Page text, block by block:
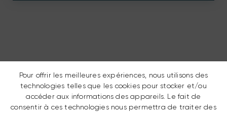
Pour offrir les meilleures expériences, nous utilisons des
technologies telles que les cookies pour stocker et/ou
accéder aux informations des appareils. Le fait de
consentir à ces technologies nous permettra de traiter des
TARIFS GROUPES 2025